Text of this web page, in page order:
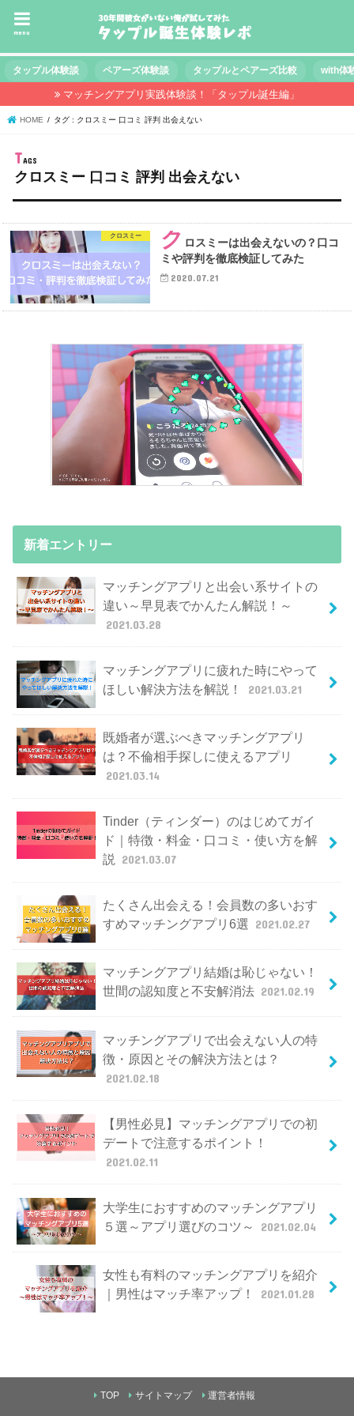
menu
タップル体験談 ペアーズ体験談 タップルとペアーズ比較 with体
マッチングアプリ実践体験談！「タップル誕生編」
HOME タグ : クロスミー 口コミ 評判 出会えない
クロスミー 口コミ 評判 出会えない
クロスミー ク ロスミーは出会えないの？口コ
ミや評判を徹底検証してみた
2020.07.21
新着エントリー
マッチングアプリと出会い系サイトの
違い～早見表でかんたん解説！～
2021.03.28
マッチングアプリに疲れた時にやって
ほしい解決方法を解説！
2021.03.21
既婚者が選ぶべきマッチングアプリ
は？不倫相手探しに使えるアプリ
2021.03.14
Tinder（ティンダー）のはじめてガイ
ド｜特徴・料金・口コミ・使い方を解
説
2021.03.07
たくさん出会える！会員数の多いおす
すめマッチングアプリ6選 2021.02.27
マッチングアプリ結婚は恥じゃない！
世間の認知度と不安解消法 2021.02.19
マッチングアプリで出会えない人の特
徴・原因とその解決方法とは？
2021.02.18
【男性必見】マッチングアプリでの初
デートで注意するポイント！
2021.02.11
大学生におすすめのマッチングアプリ
５選～アプリ選びのコツ～
2021.02.04
女性も有料のマッチングアプリを紹介
｜男性はマッチ率アップ！
2021.01.28
TOP サイトマップ 運営者情報